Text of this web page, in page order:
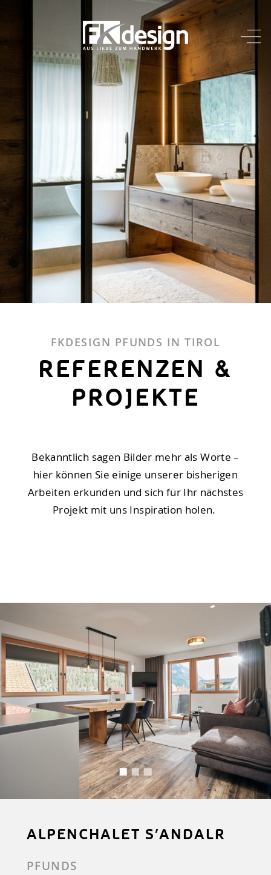
FKDESIGN PFUNDS IN TIROL
REFERENZEN &
PROJEKTE
Bekanntlich sagen Bilder mehr als Worte –
hier können Sie einige unserer bisherigen
Arbeiten erkunden und sich für Ihr nächstes
Projekt mit uns Inspiration holen.
ALPENCHALET S’ANDALR
PFUNDS